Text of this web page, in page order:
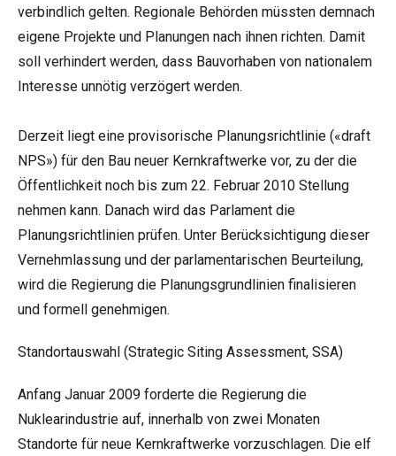
verbindlich gelten. Regionale Behörden müssten demnach
eigene Projekte und Planungen nach ihnen richten. Damit
soll verhindert werden, dass Bauvorhaben von nationalem
Interesse unnötig verzögert werden.
Derzeit liegt eine provisorische Planungsrichtlinie («draft
NPS») für den Bau neuer Kernkraftwerke vor, zu der die
Öffentlichkeit noch bis zum 22. Februar 2010 Stellung
nehmen kann. Danach wird das Parlament die
Planungsrichtlinien prüfen. Unter Berücksichtigung dieser
Vernehmlassung und der parlamentarischen Beurteilung,
wird die Regierung die Planungsgrundlinien finalisieren
und formell genehmigen.
Standortauswahl (Strategic Siting Assessment, SSA)
Anfang Januar 2009 forderte die Regierung die
Nuklearindustrie auf, innerhalb von zwei Monaten
Standorte für neue Kernkraftwerke vorzuschlagen. Die elf